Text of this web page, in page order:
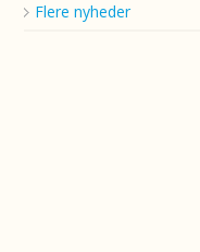
Flere nyheder